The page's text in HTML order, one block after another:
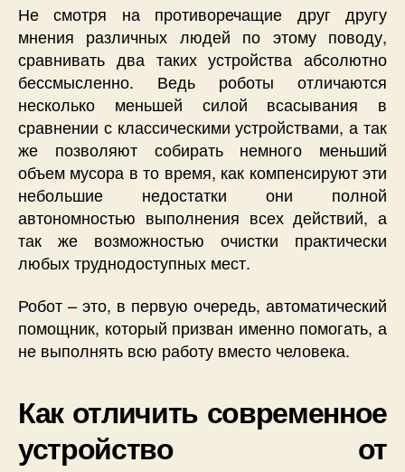
Не смотря на противоречащие друг другу
мнения различных людей по этому поводу,
сравнивать два таких устройства абсолютно
бессмысленно. Ведь роботы отличаются
несколько меньшей силой всасывания в
сравнении с классическими устройствами, а так
же позволяют собирать немного меньший
объем мусора в то время, как компенсируют эти
небольшие недостатки они полной
автономностью выполнения всех действий, а
так же возможностью очистки практически
любых труднодоступных мест.
Робот – это, в первую очередь, автоматический
помощник, который призван именно помогать, а
не выполнять всю работу вместо человека.
Как отличить современное
устройство от